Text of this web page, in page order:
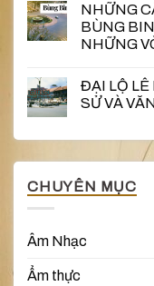
NHỮNG
BÙNG
NHỮNG
ĐẠI LỘ LÊ
SỬ VÀ
CHUYÊN MỤC
Âm Nhạc
Ẩm thực